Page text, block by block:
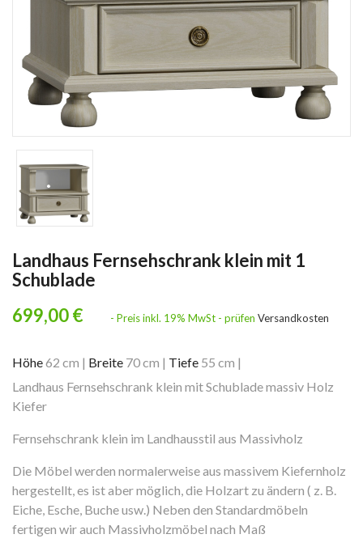
Landhaus Fernsehschrank klein mit 1
Schublade
699,00 €
- Preis inkl. 19% MwSt - prüfen Versandkosten
Höhe62 cm | Breite 70 cm | Tiefe 55 cm |
Landhaus Fernsehschrank klein mit Schublade massiv Holz
Kiefer
Fernsehschrank klein im Landhausstil aus Massivholz
Die Möbel werden normalerweise aus massivem Kiefernholz
hergestellt, es ist aber möglich, die Holzart zu ändern ( z. B.
Eiche, Esche, Buche usw.) Neben den Standardmöbeln
fertigen wir auch Massivholzmöbel nach Maß